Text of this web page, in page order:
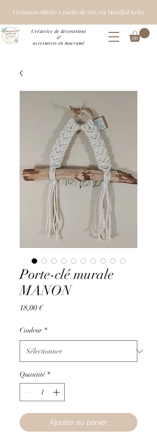
Livraison offerte à partir de 70€ via Mondial Relay
Créatrice de décorations
&
accessoires en macramé
Porte-clé murale
MANON
18,00 €Prix
Couleur *
Quantité *
Ajouter au panier